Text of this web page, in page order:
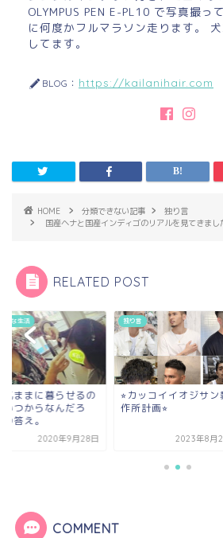
OLYMPUS PEN E-PL10 で写真撮っ
に何度かフルマラソン走ります。
してます。
BLOG： https://kailanihair.com
HOME 分類できない記事
独り言
国産ヘナと国産インディゴのリアルを見てきまし
RELATED POST
ムな生活
気ままに暮らせるの
いつからなんだろ
答え。
2020年9月28日
独り言
⭐︎カッコイイオジサン
作所計画⭐︎
2023年8月
COMMENT